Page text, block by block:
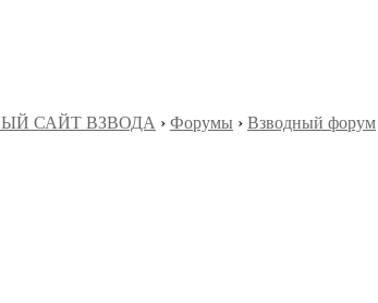
САЙТ ВЗВОДА › Форумы › Взводный форум